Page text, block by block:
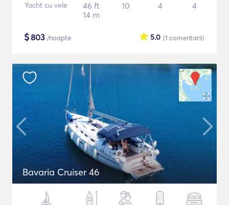
Yacht cu vele
46 ft
14 m
10 4 4
$803 /noapte (1 comentarii)
5.0
Bavaria Cruiser 46